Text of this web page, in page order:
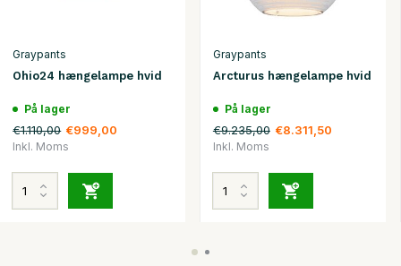
Graypants
Ohio24 hængelampe hvid
På lager
€1.110,00 €999,00
Inkl. Moms
Graypants
Arcturus hængelampe hvid
På lager
€9.235,00 €8.311,50
Inkl. Moms